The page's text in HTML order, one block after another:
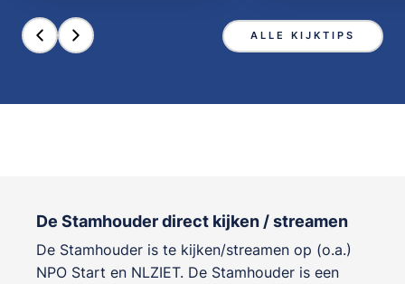
ALLE KIJKTIPS
De Stamhouder direct kijken / streamen
De Stamhouder is te kijken/streamen op (o.a.)
NPO Start en NLZIET. De Stamhouder is een